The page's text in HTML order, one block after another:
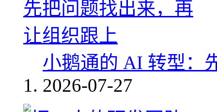
小鹅通的 AI 转型：
2026-07-27